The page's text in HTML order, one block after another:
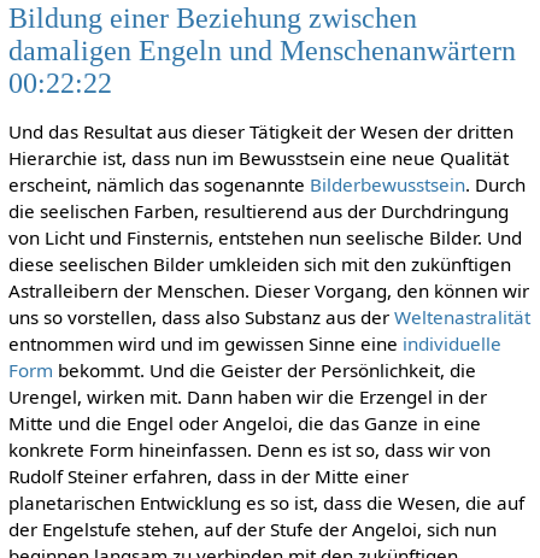
Bildung einer Beziehung zwischen
damaligen Engeln und Menschenanwärtern
00:22:22
Und das Resultat aus dieser Tätigkeit der Wesen der dritten
Hierarchie ist, dass nun im Bewusstsein eine neue Qualität
erscheint, nämlich das sogenannte Bilderbewusstsein. Durch
die seelischen Farben, resultierend aus der Durchdringung
von Licht und Finsternis, entstehen nun seelische Bilder. Und
diese seelischen Bilder umkleiden sich mit den zukünftigen
Astralleibern der Menschen. Dieser Vorgang, den können wir
uns so vorstellen, dass also Substanz aus der Weltenastralität
entnommen wird und im gewissen Sinne eine individuelle
Form bekommt. Und die Geister der Persönlichkeit, die
Urengel, wirken mit. Dann haben wir die Erzengel in der
Mitte und die Engel oder Angeloi, die das Ganze in eine
konkrete Form hineinfassen. Denn es ist so, dass wir von
Rudolf Steiner erfahren, dass in der Mitte einer
planetarischen Entwicklung es so ist, dass die Wesen, die auf
der Engelstufe stehen, auf der Stufe der Angeloi, sich nun